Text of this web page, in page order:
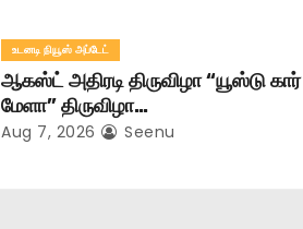
உடனடி நியூஸ் அப்டேட்
ஆகஸ்ட் அதிரடி திருவிழா “யூஸ்டு கார்
மேளா” திருவிழா…
Aug 7, 2026 Seenu